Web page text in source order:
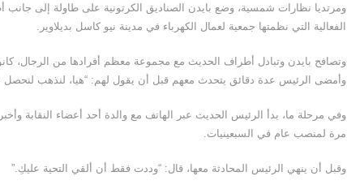
ومرتديا نظارات شمسية، وضع بايدن الصناديق الكرتونية على طاولة إلى
الفعالية التي نظمتها جمعية لعمال الكهرباء في مدينة نيو كاسل بديلاوير.
وتصافح بايدن وتبادل أطراف الحديث مع مجموعة معظم أفرادها من الرجال،
وأمضى الرئيس عدة دقائق يتحدث معهم قبل أن يقول لهم: “هيا، لنذهب لنحصل
وفي مرحلة ما، بدأ الرئيس الحديث عبر الهاتف مع والدة أحد أعضاء النقابة
مرة لمنصب عام في السبعينيات.
وقبل أن ينهي الرئيس المحادثة معها، قال: “وددت فقط أن ألقي التحية عليكِ.”